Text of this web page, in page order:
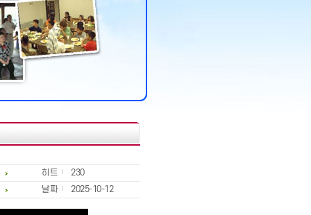
장
&임원
정착
나눔의 글
게시판
히트
230
날짜
2025-10-12